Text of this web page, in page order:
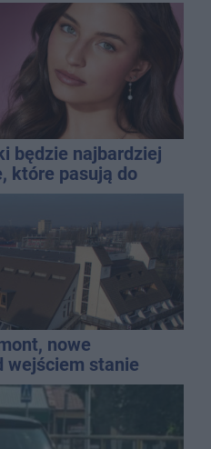
będzie najbardziej
które pasują do
nowe
wejściem stanie